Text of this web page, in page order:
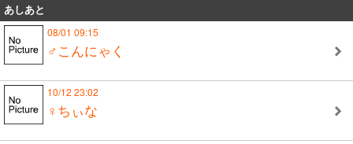
あしあと
08/01 09:15
♂こんにゃく
10/12 23:02
♀ちぃな